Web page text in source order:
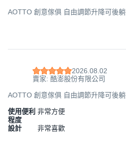
AOTTO 創意傢俱 自由調節升降可後躺
2026.08.02
賣家: 酷澎股份有限公司
AOTTO 創意傢俱 自由調節升降可後躺
使用便利
程度
非常方便
設計 非常喜歡